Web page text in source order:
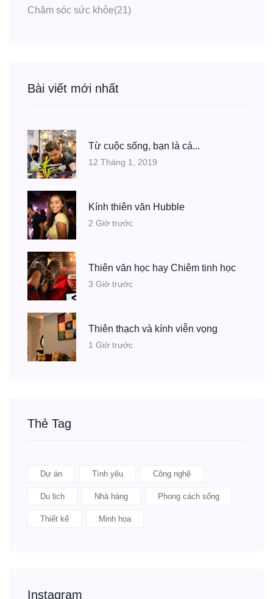
Chăm sóc sức khỏe(21)
Bài viết mới nhất
Từ cuộc sống, bạn là cá...
12 Tháng 1, 2019
Kính thiên văn Hubble
2 Giờ trước
Thiên văn học hay Chiêm tinh học
3 Giờ trước
Thiên thạch và kính viễn vọng
1 Giờ trước
Thẻ Tag
Dự án Tình yêu Công nghệ
Du lịch Nhà hàng Phong cách sống
Thiết kế Minh họa
Instagram